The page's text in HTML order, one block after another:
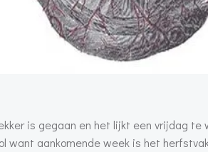
is gegaan en het lijkt een vrijdag
want aankomende week is het